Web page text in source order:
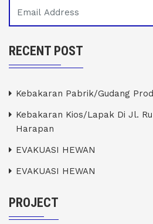
RECENT POST
Kebakaran Pabrik/Gudang
Kebakaran Kios/Lapak Di Jl.
Harapan
EVAKUASI HEWAN
EVAKUASI HEWAN
PROJECT